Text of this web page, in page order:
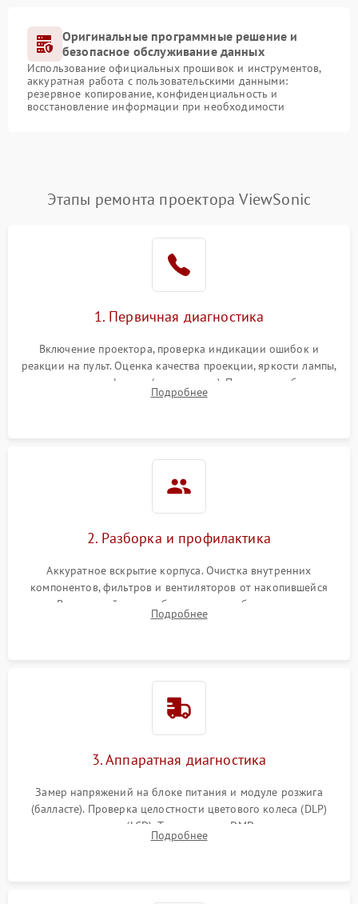
Оригинальные программные решение и
безопасное обслуживание данных
Использование официальных прошивок и инструментов,
аккуратная работа с пользовательскими данными:
резервное копирование, конфиденциальность и
восстановление информации при необходимости
Этапы ремонта проектора ViewSonic
1. Первичная диагностика
Включение проектора, проверка индикации ошибок и
реакции на пульт. Оценка качества проекции, яркости лампы,
наличия артефактов (точки, пятна). Проверка работы
системы охлаждения по уровню шума вентиляторов.
Подробнее
2. Разборка и профилактика
Аккуратное вскрытие корпуса. Очистка внутренних
компонентов, фильтров и вентиляторов от накопившейся
пыли. Визуальный осмотр блока питания, балласта лампы и
материнской платы на наличие прогаров или вздутых
Подробнее
3. Аппаратная диагностика
Замер напряжений на блоке питания и модуле розжига
(балласте). Проверка целостности цветового колеса (DLP)
или поляризаторов (LCD). Тестирование DMD-чипа, датчиков
температуры и оптопар с помощью мультиметра и
Подробнее